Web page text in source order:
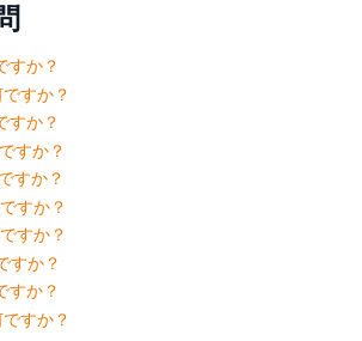
すか？
すか？
すか？
すか？
すか？
すか？
すか？
すか？
すか？
すか？